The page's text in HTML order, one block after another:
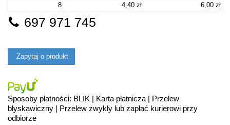
8
4,40 zł 6,00 zł
697 971 745
Zapytaj o produkt
Sposoby płatności: BLIK | Karta płatnicza | Przelew
błyskawiczny | Przelew zwykły lub zapłać kurierowi przy
odbiorze